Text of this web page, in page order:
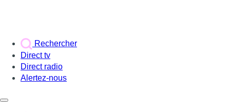
Rechercher
Direct tv
Direct radio
Alertez-nous